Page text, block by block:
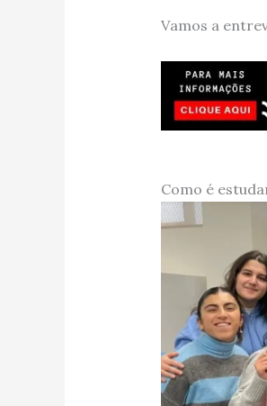
Vamos a
Como é